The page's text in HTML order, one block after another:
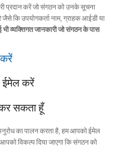
प्रदान करें जो संगठन को उनके सूचना
कि उपयोगकर्ता नाम, ग्राहक आईडी या
भी व्यक्तिगत जानकारी जो संगठन के पास
करें
ईमेल करें
सकता हूँ
का पालन करता है, हम आपको ईमेल
विकल्प दिया जाएगा कि संगठन को